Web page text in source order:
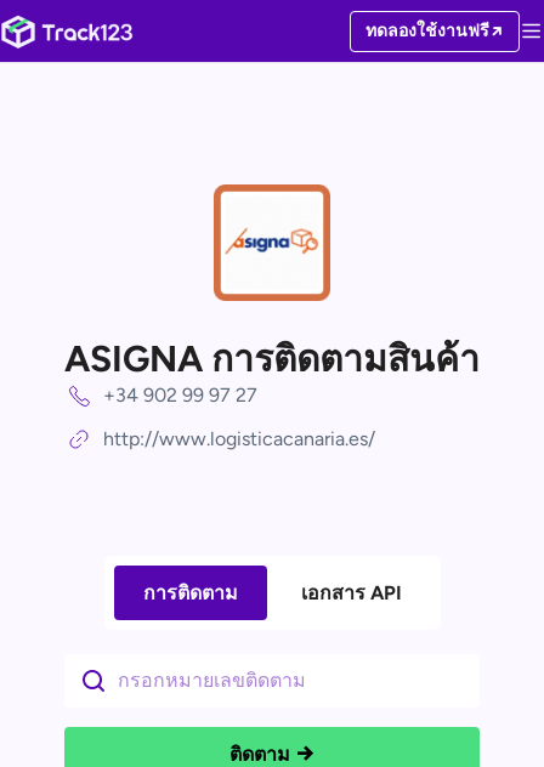
ทดลองใช้งานฟรี
ASIGNA การติดตามสินค้า
+34 902 99 97 27
http://www.logisticacanaria.es/
การติดตาม เอกสาร API
ติดตาม